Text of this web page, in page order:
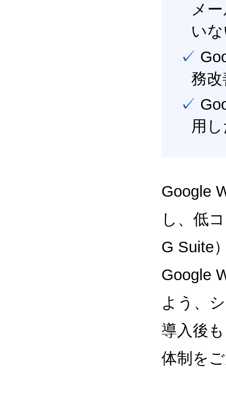
メ
い
✓ Google Workspace（旧G Suite） を活用し、業
務
✓ Google Workspace（旧G Suite） を最大限に活
用
Google
し、低
G Suite
Google
よう、
導入後
体制を